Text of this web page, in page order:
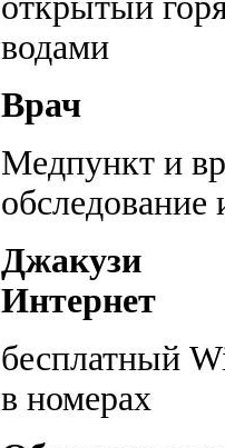
водами
Врач
Медпункт и
обследование
Джакузи
Интернет
бесплатный
в номерах